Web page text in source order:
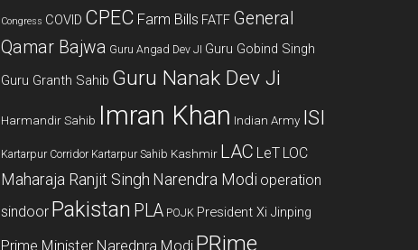
Congress COVID CPEC Farm Bills FATF General
Qamar Bajwa Guru Angad Dev JI Guru Gobind Singh
Guru Granth Sahib Guru Nanak Dev Ji
Harmandir Sahib Imran Khan Indian Army ISI
Kartarpur Corridor Kartarpur Sahib Kashmir LAC LeT LOC
Maharaja Ranjit Singh Narendra Modi operation
sindoor Pakistan PLA POJK President Xi Jinping
Prime Minister Narednra Modi PRime